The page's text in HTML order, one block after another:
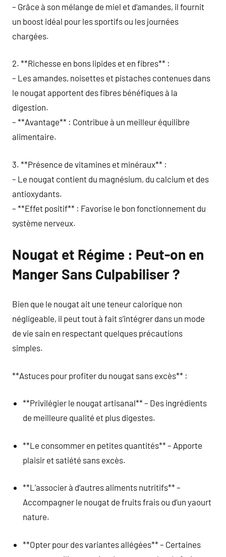
– Grâce à son mélange de miel et d’amandes, il fournit
un boost idéal pour les sportifs ou les journées
chargées.
2. **Richesse en bons lipides et en fibres** :
– Les amandes, noisettes et pistaches contenues dans
le nougat apportent des fibres bénéfiques à la
digestion.
– **Avantage** : Contribue à un meilleur équilibre
alimentaire.
3. **Présence de vitamines et minéraux** :
– Le nougat contient du magnésium, du calcium et des
antioxydants.
– **Effet positif** : Favorise le bon fonctionnement du
système nerveux.
Nougat et Régime : Peut-on en
Manger Sans Culpabiliser ?
Bien que le nougat ait une teneur calorique non
négligeable, il peut tout à fait s’intégrer dans un mode
de vie sain en respectant quelques précautions
simples.
**Astuces pour profiter du nougat sans excès** :
**Privilégier le nougat artisanal** – Des ingrédients
de meilleure qualité et plus digestes.
**Le consommer en petites quantités** – Apporte
plaisir et satiété sans excès.
**L’associer à d’autres aliments nutritifs** –
Accompagner le nougat de fruits frais ou d’un yaourt
nature.
**Opter pour des variantes allégées** – Certaines